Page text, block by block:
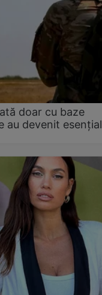
doar cu baze
au devenit